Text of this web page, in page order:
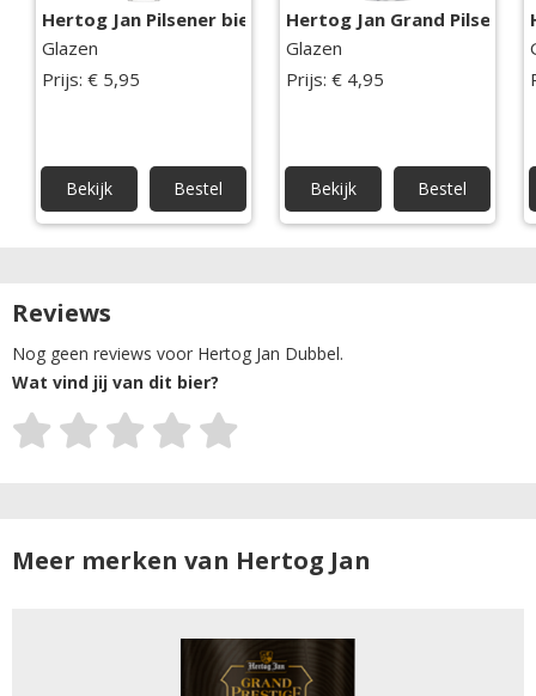
Hertog Jan Pilsener bierglas
Glazen
Prijs: € 5,95
Bekijk Bestel
Hertog Jan Grand Pilsener
Glazen
Prijs: € 4,95
Bekijk Bestel
Reviews
Nog geen reviews voor Hertog Jan Dubbel.
Wat vind jij van dit bier?
Meer merken van Hertog Jan